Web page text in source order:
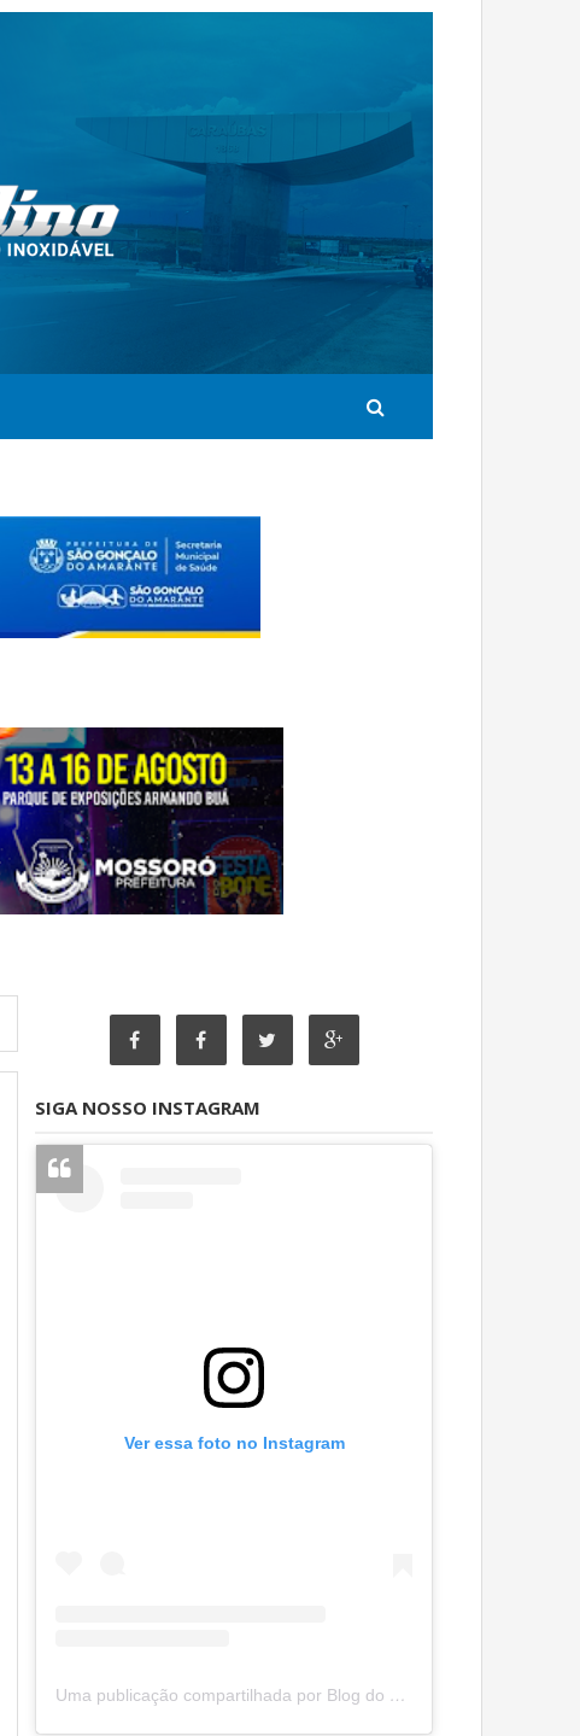
SIGA NOSSO INSTAGRAM
Ver essa foto no Instagram
Uma publicação compartilhada por Blog do João Marcolino (@joaomarcolinoneto)